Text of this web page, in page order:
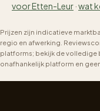
voor Etten-Leur ·wat
Prijzen zijn indicatieve
regio en afwerking.
platforms; bekijk de volledige
onafhankelijk platform en